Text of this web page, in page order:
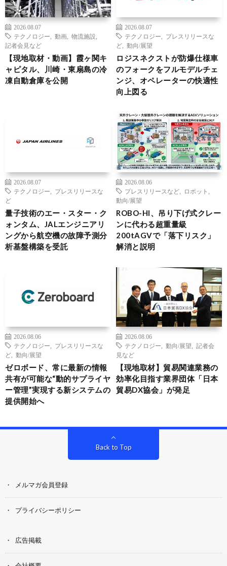
2026.08.07
テクノロジー
動画 物流施設
記者会見など
【現地取材・動画】霞ヶ関キ
ャピタル、川崎・東扇島の冷
凍自動倉庫を公開
2026.08.07
テクノロジー
プレスリリースな
ど
動向/展望
ロジスネクストが防爆仕様車
のフォークをフルモデルチェ
ンジ、オペレーターの快適性
向上図る
2026.08.07
テクノロジー
プレスリリースな
ど
量子技術のエー・スター・ク
ォンタム、JALエンジニアリ
ングから航空機の故障予測分
析基盤構築を受託
2026.08.06
プレスリリースなど
ロボット
動向/展望
ROBO-HI、吊り下げ式クレー
ンに代わる超重量級
200tAGVで「落下リスク」
解消と説明
2026.08.06
テクノロジー
プレスリリースな
ど
動向/展望
ゼロボード、常に最新の情報
共有が可能な“動的サプライヤ
ー管理”実現する新システムの
提供開始へ
2026.08.06
テクノロジー
動向/展望
記者会
見など
【現地取材】貿易関連業務の
効率化目指す業界団体「日本
貿易DX協会」が発足
Back to Top
メルマガ会員登録
プライバシーポリシー
広告掲載